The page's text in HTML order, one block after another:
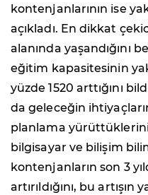
kontenjanlarının ise
açıkladı. En dikkat
alanında yaşandığını
eğitim kapasitesinin
yüzde 1520 arttığını
da geleceğin
planlama
bilgisayar ve bilişim
kontenjanların son 3
artırıldığını, bu artışın